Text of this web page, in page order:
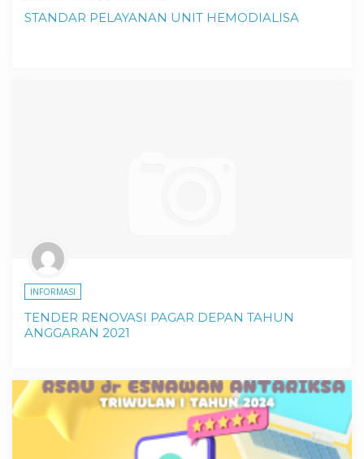
STANDAR PELAYANAN UNIT HEMODIALISA
INFORMASI
TENDER RENOVASI PAGAR DEPAN TAHUN
ANGGARAN 2021